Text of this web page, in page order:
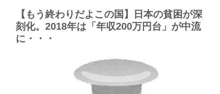
【もう終わりだよこの国】日本の貧困が深
刻化。2018年は「年収200万円台」が中流
に・・・